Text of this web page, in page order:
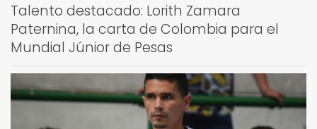
Talento destacado: Lorith Zamara
Paternina, la carta de Colombia para el
Mundial Júnior de Pesas